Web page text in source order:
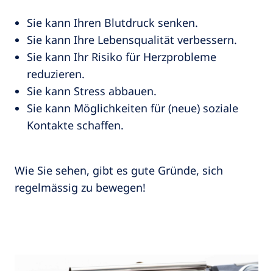
Sie kann Ihren Blutdruck senken.
Sie kann Ihre Lebensqualität verbessern.
Sie kann Ihr Risiko für Herzprobleme
reduzieren.
Sie kann Stress abbauen.
Sie kann Möglichkeiten für (neue) soziale
Kontakte schaffen.
Wie Sie sehen, gibt es gute Gründe, sich
regelmässig zu bewegen!